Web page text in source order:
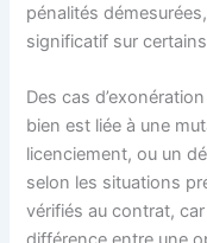
pénalités
significatif sur
Des cas
bien est liée à une
licenciement, ou un
selon les situations
vérifiés au contrat,